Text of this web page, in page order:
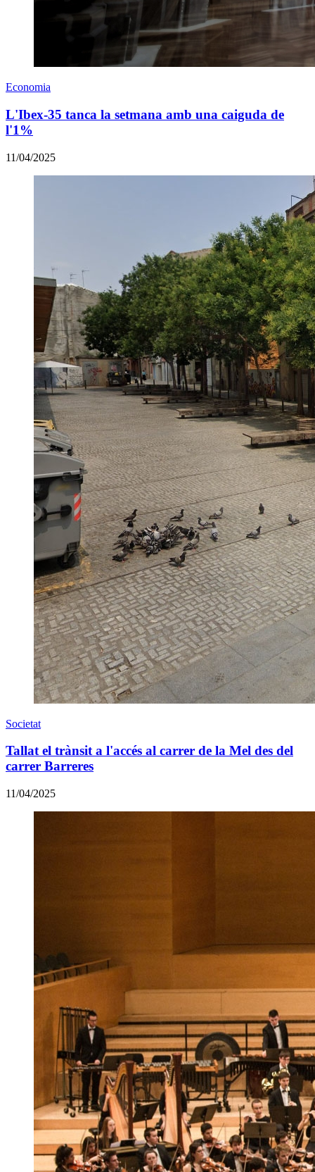
Economia
L'Ibex-35 tanca la setmana amb una caiguda de
l'1%
11/04/2025
Societat
Tallat el trànsit a l'accés al carrer de la Mel des del
carrer Barreres
11/04/2025